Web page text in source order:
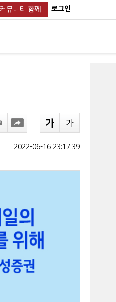
커뮤니티 함께 로그인
2022-06-16 23:17:39